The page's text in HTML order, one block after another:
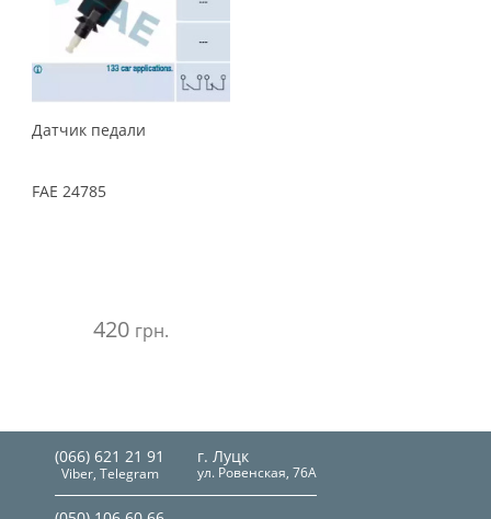
Датчик педали
FAE 24785
420 грн.
(066) 621 21 91
Viber, Telegram
г. Луцк
ул. Ровенская, 76А